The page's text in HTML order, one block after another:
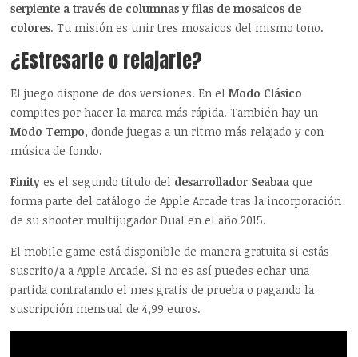
serpiente a través de columnas y filas de mosaicos de
colores. Tu misión es unir tres mosaicos del mismo tono.
¿Estresarte o relajarte?
El juego dispone de dos versiones. En elModo Clásico
compites por hacer la marca más rápida. También hay un
Modo Tempo, donde juegas a un ritmo más relajado y con
música de fondo.
Finity es el segundo título del desarrollador Seabaa que
forma parte del catálogo de Apple Arcade tras la incorporación
de su shooter multijugador Dual en el año 2015.
El mobile game está disponible de manera gratuita si estás
suscrito/a a Apple Arcade. Si no es así puedes echar una
partida contratando el mes gratis de prueba o pagando la
suscripción mensual de 4,99 euros.